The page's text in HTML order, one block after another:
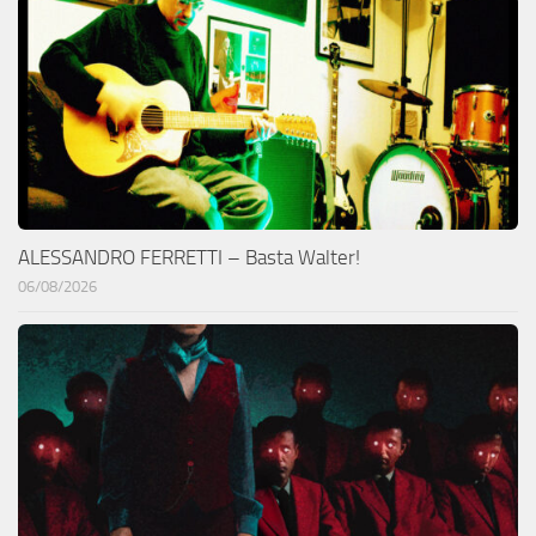
ALESSANDRO FERRETTI – Basta Walter!
06/08/2026